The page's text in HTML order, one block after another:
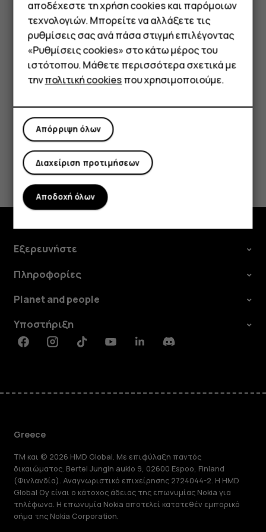
Smartphone
Τηλέφωνα απλής χρήσης
Tablet
επιτρέπεται μόνο η χρήση Wi-Fi συχνοτήτων 5.150
– 5.350 MHz, ενώ στις ΗΠΑ και τον Καναδά, σε
εσωτερικούς χώρους επιτρέπεται μόνο η χρήση
Wi-Fi συχνοτήτων 5,15 – 5,25 GHz. Για
περισσότερες πληροφορίες, απευθυνθείτε στις
τοπικές αρχές.
Το βρήκατε χρήσιμο;
Ναι Όχι
Εξερευνήστε
Πληροφορίες
Planet and people
Υποστήριξη
FacebookInstagramTiktokYoutubeLinkedinDiscord
Greece
TM και © 2026 HMD Global. Με επιφύλαξη παντός
δικαιώματος. Bertel Jungin aukio 9, 02600 Espoo, Finland
(Φινλανδία). Αναγνωριστικό επιχείρησης 2724044-2. Η HMD
Global Oy είναι ο κάτοχος άδειας της επωνυμίας Nokia για
τηλέφωνα. Η επωνυμία Nokia αποτελεί κατατεθέν εμπορικό
σήμα της Nokia Corporation.
αποδέχεστε τη χρήση cookies και παρόμοιων
τεχνολογιών. Μπορείτε να αλλάξετε τις
ρυθμίσεις σας ανά πάσα στιγμή επιλέγοντας
«Ρυθμίσεις cookies» στο κάτω μέρος του
ιστότοπου. Μάθετε περισσότερα σχετικά με
τηνπολιτική cookiesπου χρησιμοποιούμε.
Απόρριψη όλων
Διαχείριση προτιμήσεων
Αποδοχή όλων